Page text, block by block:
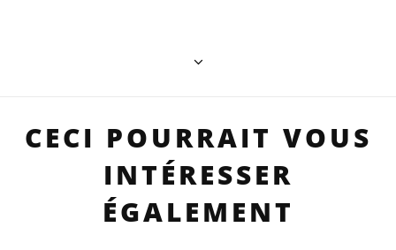
CECI POURRAIT VOUS
INTÉRESSER
ÉGALEMENT